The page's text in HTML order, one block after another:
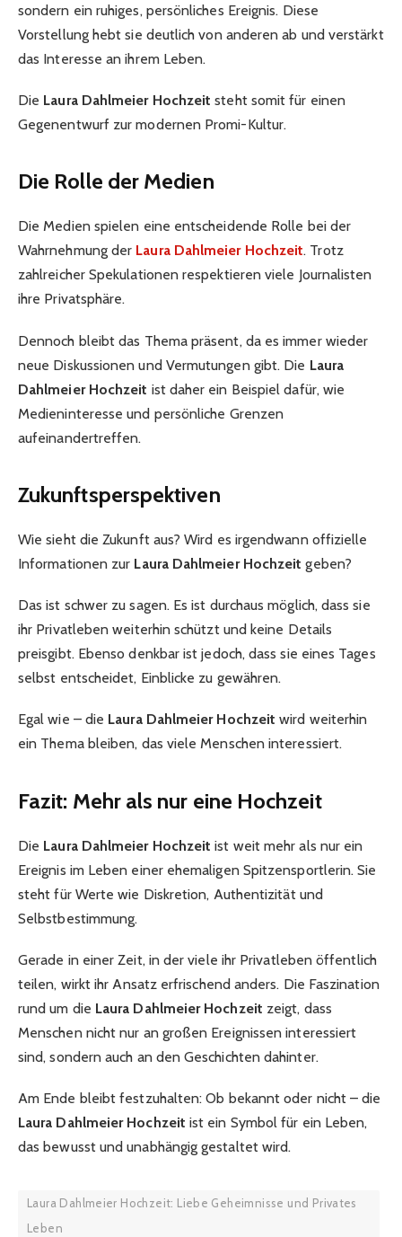
sondern ein ruhiges, persönliches Ereignis. Diese
Vorstellung hebt sie deutlich von anderen ab und verstärkt
das Interesse an ihrem Leben.
Die Laura Dahlmeier Hochzeit steht somit für einen
Gegenentwurf zur modernen Promi-Kultur.
Die Rolle der Medien
Die Medien spielen eine entscheidende Rolle bei der
Wahrnehmung der Laura Dahlmeier Hochzeit. Trotz
zahlreicher Spekulationen respektieren viele Journalisten
ihre Privatsphäre.
Dennoch bleibt das Thema präsent, da es immer wieder
neue Diskussionen und Vermutungen gibt. Die Laura
Dahlmeier Hochzeit ist daher ein Beispiel dafür, wie
Medieninteresse und persönliche Grenzen
aufeinandertreffen.
Zukunftsperspektiven
Wie sieht die Zukunft aus? Wird es irgendwann offizielle
Informationen zur Laura Dahlmeier Hochzeit geben?
Das ist schwer zu sagen. Es ist durchaus möglich, dass sie
ihr Privatleben weiterhin schützt und keine Details
preisgibt. Ebenso denkbar ist jedoch, dass sie eines Tages
selbst entscheidet, Einblicke zu gewähren.
Egal wie – die Laura Dahlmeier Hochzeit wird weiterhin
ein Thema bleiben, das viele Menschen interessiert.
Fazit: Mehr als nur eine Hochzeit
Die Laura Dahlmeier Hochzeit ist weit mehr als nur ein
Ereignis im Leben einer ehemaligen Spitzensportlerin. Sie
steht für Werte wie Diskretion, Authentizität und
Selbstbestimmung.
Gerade in einer Zeit, in der viele ihr Privatleben öffentlich
teilen, wirkt ihr Ansatz erfrischend anders. Die Faszination
rund um die Laura Dahlmeier Hochzeit zeigt, dass
Menschen nicht nur an großen Ereignissen interessiert
sind, sondern auch an den Geschichten dahinter.
Am Ende bleibt festzuhalten: Ob bekannt oder nicht – die
Laura Dahlmeier Hochzeit ist ein Symbol für ein Leben,
das bewusst und unabhängig gestaltet wird.
Laura Dahlmeier Hochzeit: Liebe Geheimnisse und Privates
Leben